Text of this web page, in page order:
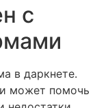
с
в даркнете.
может помочь